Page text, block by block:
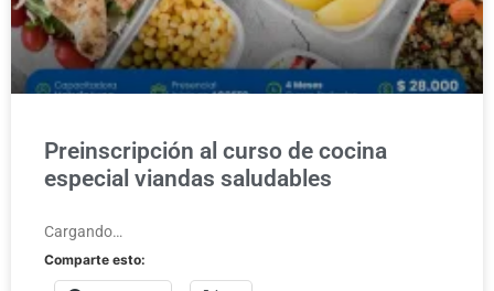
Preinscripción al curso de cocina
especial viandas saludables
Cargando…
Comparte esto: